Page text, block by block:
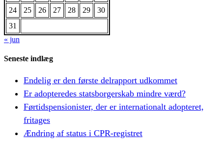
24
25 26 27 28 29
30
31
« jun
Seneste indlæg
Endelig er den første delrapport udkommet
Er adopteredes statsborgerskab mindre værd?
Førtidspensionister, der er internationalt adopteret,
fritages
Ændring af status i CPR-registret